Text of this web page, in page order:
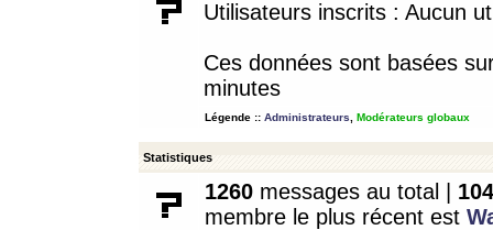
Utilisateurs inscrits : Aucun
Ces données sont basées
minutes
Légende :: Administrateurs Modérateurs globaux
Statistiques
1260 messages au total | 104
membre le plus récent est